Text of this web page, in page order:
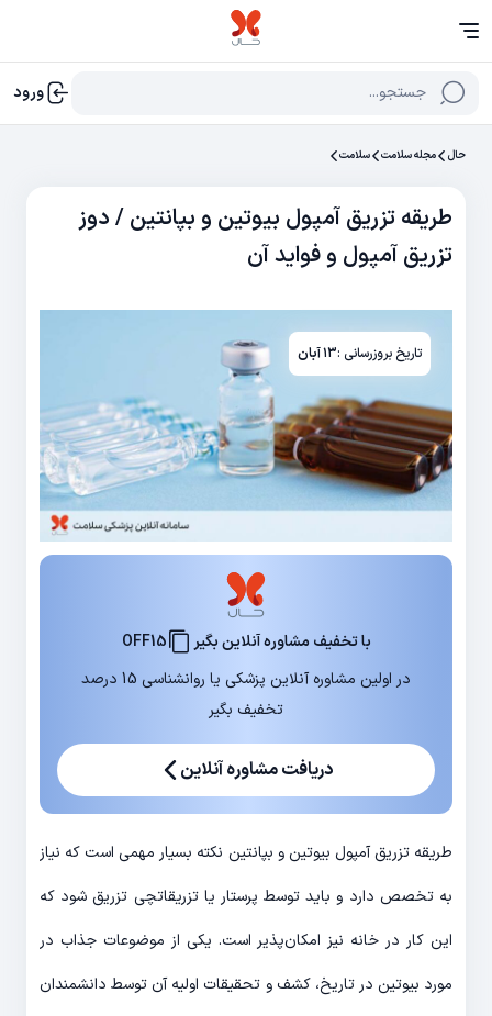
جستجو... ورود
حال مجله سلامت سلامت
طریقه تزریق آمپول بیوتین و بپانتین / دوز
تزریق آمپول و فواید آن
تاریخ بروزرسانی :۱۳ آبان
با تخفیف مشاوره آنلاین بگیر
OFF15
در اولین مشاوره آنلاین پزشکی یا روانشناسی 15 درصد
تخفیف بگیر
دریافت مشاوره آنلاین
طریقه تزریق آمپول بیوتین و بپانتین نکته بسیار مهمی است که نیاز
به تخصص دارد و باید توسط پرستار یا تزریقاتچی تزریق شود که
این کار در خانه نیز امکان‌پذیر است. یکی از موضوعات جذاب در
مورد بیوتین در تاریخ، کشف و تحقیقات اولیه آن توسط دانشمندان